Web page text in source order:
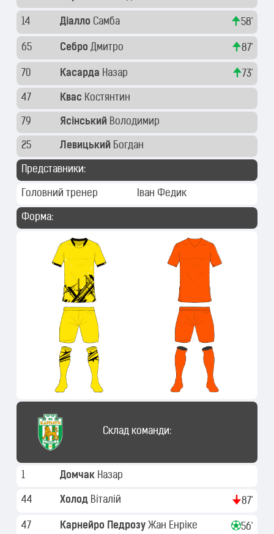
14 Діалло Самба 58'
65 Себро Дмитро 87'
70 Касарда Назар 73'
47 Квас Костянтин
79 Ясінський Володимир
25 Левицький Богдан
Представники:
Головний тренер Іван Федик
Форма:
Склад команди:
1 Домчак Назар
44 Холод Віталій 87'
47 Карнейро Педрозу Жан Енріке 56'